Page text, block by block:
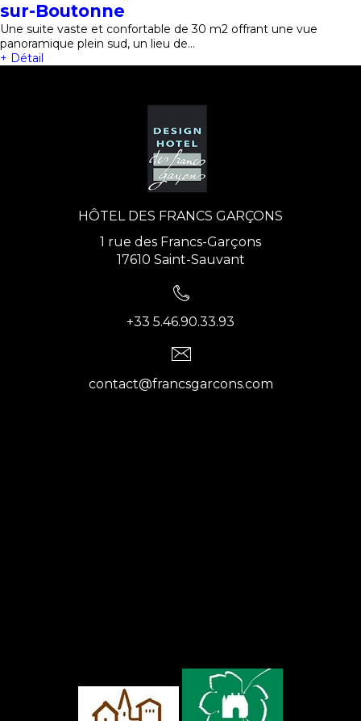
sur-Boutonne
Une suite vaste et confortable de 30 m2 offrant une vue
panoramique plein sud, un lieu de…
+ Détail
HÔTEL DES FRANCS GARÇONS
1 rue des Francs-Garçons
17610 Saint-Sauvant
+33 5.46.90.33.93
contact@francsgarcons.com